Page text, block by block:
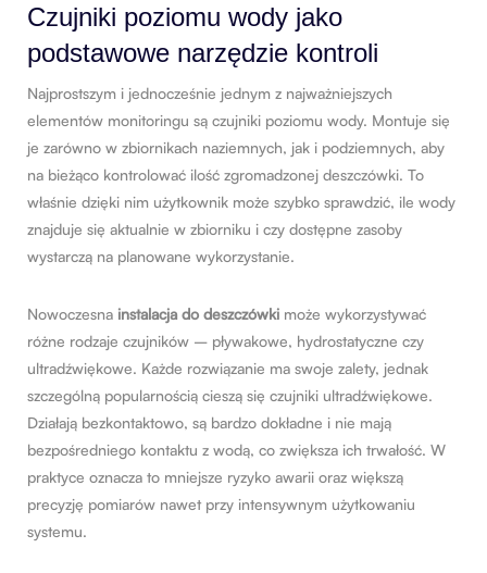
Czujniki poziomu wody jako
podstawowe narzędzie kontroli
Najprostszym i jednocześnie jednym z najważniejszych
elementów monitoringu są czujniki poziomu wody. Montuje się
je zarówno w zbiornikach naziemnych, jak i podziemnych, aby
na bieżąco kontrolować ilość zgromadzonej deszczówki. To
właśnie dzięki nim użytkownik może szybko sprawdzić, ile wody
znajduje się aktualnie w zbiorniku i czy dostępne zasoby
wystarczą na planowane wykorzystanie.
Nowoczesna instalacja do deszczówki może wykorzystywać
różne rodzaje czujników – pływakowe, hydrostatyczne czy
ultradźwiękowe. Każde rozwiązanie ma swoje zalety, jednak
szczególną popularnością cieszą się czujniki ultradźwiękowe.
Działają bezkontaktowo, są bardzo dokładne i nie mają
bezpośredniego kontaktu z wodą, co zwiększa ich trwałość. W
praktyce oznacza to mniejsze ryzyko awarii oraz większą
precyzję pomiarów nawet przy intensywnym użytkowaniu
systemu.